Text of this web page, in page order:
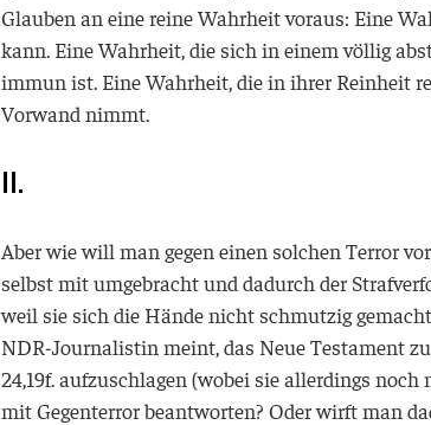
Glauben an eine reine Wahrheit voraus: Eine
kann. Eine Wahrheit, die sich in einem völlig
immun ist. Eine Wahrheit, die in ihrer Reinheit
Vorwand nimmt.
II.
Aber wie will man gegen einen solchen Terror
selbst mit umgebracht und dadurch der
weil sie sich die Hände nicht schmutzig
NDR-Journalistin meint, das Neue Testament
24,19f. aufzuschlagen (wobei sie allerdings
mit Gegenterror beantworten? Oder wirft man